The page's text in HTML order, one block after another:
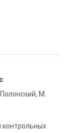
М.
контрольных